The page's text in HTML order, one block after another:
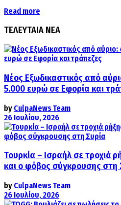
Read more
ΤΕΛΕΥΤΑΙΑ ΝΕΑ
Νέος Εξωδικαστικός από
5.000 ευρώ σε Εφορία και
by CulpaNews Team
26 Ιουλίου, 2026
Τουρκία – Ισραήλ σε τροχιά
και ο φόβος σύγκρουσης στη
by CulpaNews Team
26 Ιουλίου, 2026